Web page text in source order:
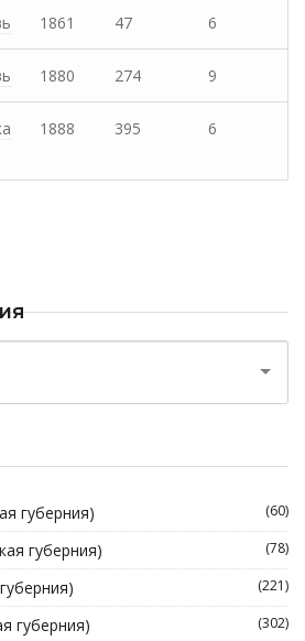
1861 47 6
1880 274 9
1888 395 6
губерния) (60)
губерния) (78)
(221)
губерния) (302)